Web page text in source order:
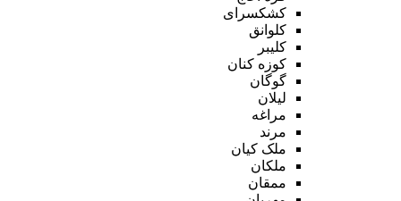
کشکسرای
کلوانق
کلیبر
کوزه کنان
گوگان
لیلان
مراغه
مرند
ملک کیان
ملکان
ممقان